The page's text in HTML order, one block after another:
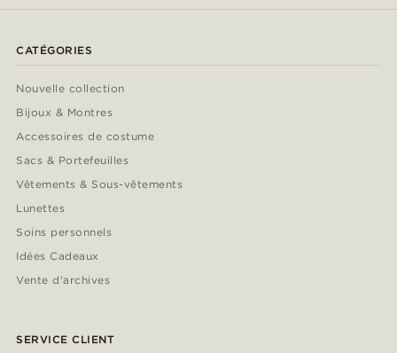
CATÉGORIES
Nouvelle collection
Bijoux & Montres
Accessoires de costume
Sacs & Portefeuilles
Vêtements & Sous-vêtements
Lunettes
Soins personnels
Idées Cadeaux
Vente d'archives
SERVICE CLIENT